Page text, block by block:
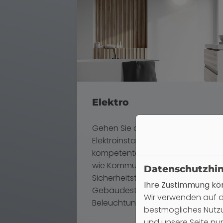
Elektro
Gehen Sie auf Nummer sicher bei
Elektroinstallationen. Wir sind Ihr
kompetenter Partner in Bereichen
wie Kommunikationstechnik,
Sicherheitstechnik, intelligente
Gebäudesteuerung oder
Beleuchtungskonzepte.
Ihre Zustimmung
Wir verwenden auf
bestmögliches